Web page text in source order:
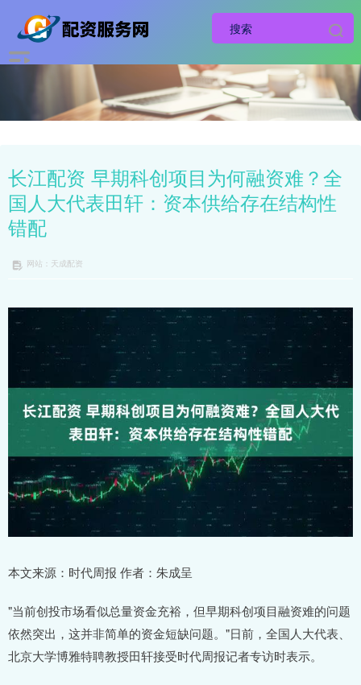
长江配资 早期科创项目为何融资难？全
国人大代表田轩：资本供给存在结构性
错配
网站：天成配资
本文来源：时代周报 作者：朱成呈
"当前创投市场看似总量资金充裕，但早期科创项目融资难的问题
依然突出，这并非简单的资金短缺问题。"日前，全国人大代表、
北京大学博雅特聘教授田轩接受时代周报记者专访时表示。